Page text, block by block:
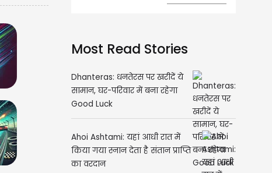
Most Read Stories
Dhanteras: धनतेरस पर खरीदें ये
सामान, घर-परिवार में बना रहेगा
Good Luck
Ahoi Ashtami: यहां आधी रात में
किया गया स्नान देता है संतान प्राप्ति
का वरदान